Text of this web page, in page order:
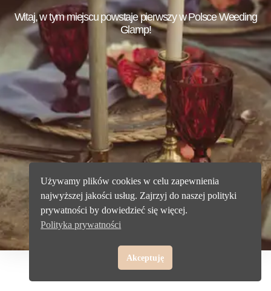
Witaj, w tym miejscu powstaje pierwszy w Polsce Weeding
Glamp!
Używamy plików cookies w celu zapewnienia
najwyższej jakości usług. Zajrzyj do naszej polityki
prywatności by dowiedzieć się więcej.
Polityka prywatności
Akceptuję